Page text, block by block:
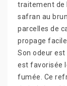
traitement de
safran au
parcelles de
propage
Son odeur
est favorisée
fumée. Ce